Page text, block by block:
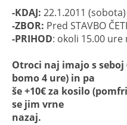
-KDAJ: 22.1.2011 (sobota)
-ZBOR: Pred STAVBO
-PRIHOD: okoli 15.00
Otroci naj imajo s
bomo 4 ure) in pa
še +10€ za kosilo
se jim vrne
nazaj.